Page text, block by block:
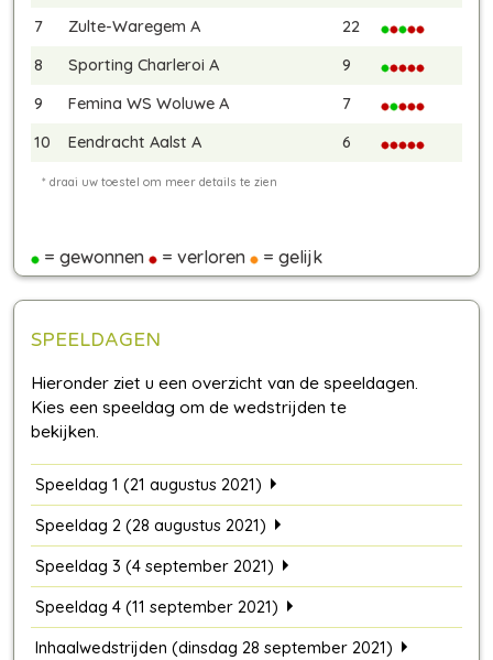
7
Zulte-Waregem A
22
8
Sporting Charleroi A
9
9
Femina WS Woluwe A
7
10
Eendracht Aalst A 6
= gewonnen = verloren = gelijk
SPEELDAGEN
Speeldag 1 (21 augustus 2021)
Speeldag 2 (28 augustus 2021)
Speeldag 3 (4 september 2021)
Speeldag 4 (11 september 2021)
Inhaalwedstrijden (dinsdag 28 september 2021)